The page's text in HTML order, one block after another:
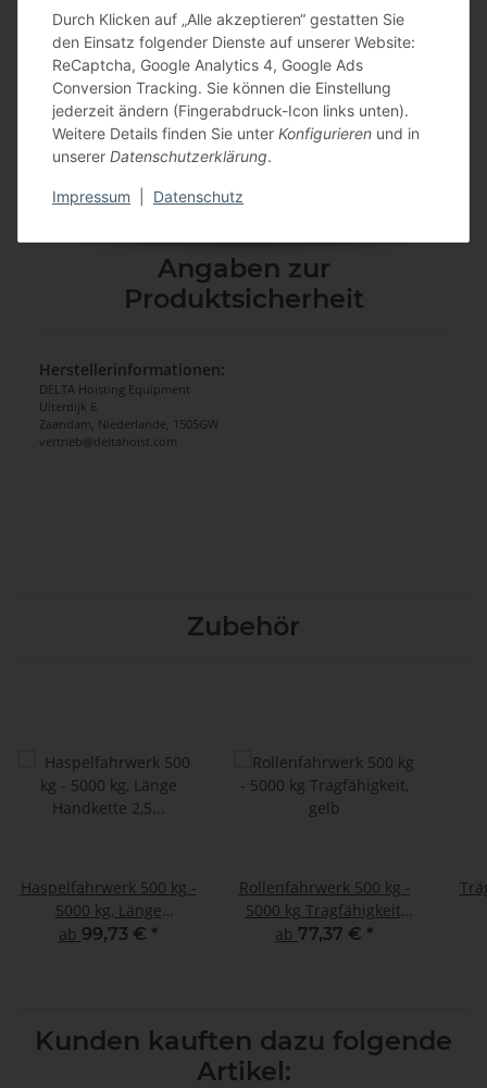
Durch Klicken auf „Alle akzeptieren“ gestatten Sie
den Einsatz folgender Dienste auf unserer Website:
ReCaptcha, Google Analytics 4, Google Ads
Conversion Tracking. Sie können die Einstellung
jederzeit ändern (Fingerabdruck-Icon links unten).
Weitere Details finden Sie unter Konfigurieren und in
unserer Datenschutzerklärung.
Impressum Datenschutz
Unterschiede vom
Flaschenzug Delta Rot
und Delta Gelb.
Flaschenzug Delta Rot
und Delta Gelb
Produkteigenschaft
Wert
Inhalt: 1,00 stueck
Angaben zur
Produktsicherheit
Herstellerinformationen:
DELTA Hoisting Equipment
Uiterdijk 6
Zaandam, Niederlande, 1505GW
vertrieb@deltahoist.com
Zubehör
Haspelfahrwerk 500 kg -
5000 kg, Länge
Handkette 2,5 - 9,5 m,
ab 99,73 € *
Rollenfahrwerk 500 kg -
5000 kg Tragfähigkeit,
gelb
ab 77,37 € *
Kunden kauften dazu folgende
Artikel: